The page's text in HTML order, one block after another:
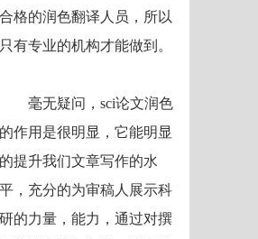
合格的润色翻译人员，所以
只有专业的机构才能做到。
毫无疑问，sci论文润色
的作用是很明显，它能明显
的提升我们文章写作的水
平，充分的为审稿人展示科
研的力量，能力，通过对撰